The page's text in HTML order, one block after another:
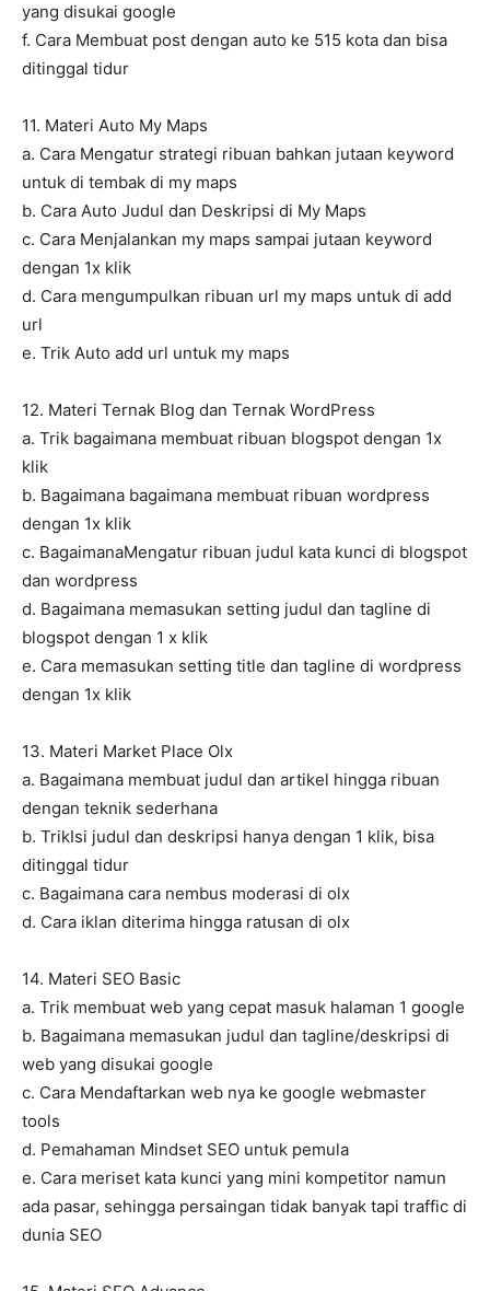
yang disukai google
f. Cara Membuat post dengan auto ke 515 kota dan bisa
ditinggal tidur
11. Materi Auto My Maps
a. Cara Mengatur strategi ribuan bahkan jutaan keyword
untuk di tembak di my maps
b. Cara Auto Judul dan Deskripsi di My Maps
c. Cara Menjalankan my maps sampai jutaan keyword
dengan 1x klik
d. Cara mengumpulkan ribuan url my maps untuk di add
url
e. Trik Auto add url untuk my maps
12. Materi Ternak Blog dan Ternak WordPress
a. Trik bagaimana membuat ribuan blogspot dengan 1x
klik
b. Bagaimana bagaimana membuat ribuan wordpress
dengan 1x klik
c. BagaimanaMengatur ribuan judul kata kunci di blogspot
dan wordpress
d. Bagaimana memasukan setting judul dan tagline di
blogspot dengan 1 x klik
e. Cara memasukan setting title dan tagline di wordpress
dengan 1x klik
13. Materi Market Place Olx
a. Bagaimana membuat judul dan artikel hingga ribuan
dengan teknik sederhana
b. TrikIsi judul dan deskripsi hanya dengan 1 klik, bisa
ditinggal tidur
c. Bagaimana cara nembus moderasi di olx
d. Cara iklan diterima hingga ratusan di olx
14. Materi SEO Basic
a. Trik membuat web yang cepat masuk halaman 1 google
b. Bagaimana memasukan judul dan tagline/deskripsi di
web yang disukai google
c. Cara Mendaftarkan web nya ke google webmaster
tools
d. Pemahaman Mindset SEO untuk pemula
e. Cara meriset kata kunci yang mini kompetitor namun
ada pasar, sehingga persaingan tidak banyak tapi traffic di
dunia SEO